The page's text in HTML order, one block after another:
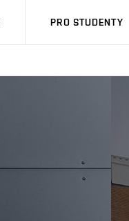
PRO STUDENTY